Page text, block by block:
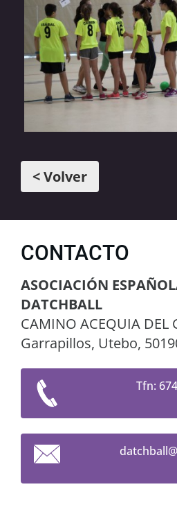
< Volver
CONTACTO
ASOCIACIÓN
DATCHBALL
CAMINO ACEQUIA DEL
Garrapillos, Utebo,
Tfn:
datchbal